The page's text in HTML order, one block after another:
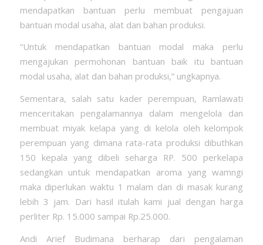
mendapatkan bantuan perlu membuat pengajuan
bantuan modal usaha, alat dan bahan produksi.
“Untuk mendapatkan bantuan modal maka perlu
mengajukan permohonan bantuan baik itu bantuan
modal usaha, alat dan bahan produksi,” ungkapnya.
Sementara, salah satu kader perempuan, Ramlawati
menceritakan pengalamannya dalam mengelola dan
membuat miyak kelapa yang di kelola oleh kelompok
perempuan yang dimana rata-rata produksi dibuthkan
150 kepala yang dibeli seharga RP. 500 perkelapa
sedangkan untuk mendapatkan aroma yang wamngi
maka diperlukan waktu 1 malam dan di masak kurang
lebih 3 jam. Dari hasil itulah kami jual dengan harga
perliter Rp. 15.000 sampai Rp.25.000.
Andi Arief Budimana berharap dari pengalaman